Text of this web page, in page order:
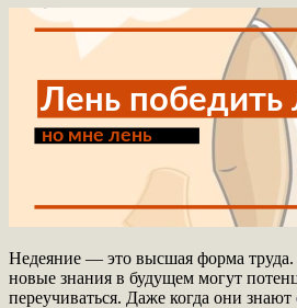
Недеяние — это высшая форма труда.
новые знания в будущем могут
переучиваться. Даже когда они